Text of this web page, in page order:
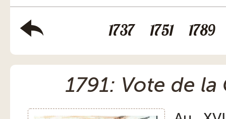
1737 1751 1789
1791: Vote de